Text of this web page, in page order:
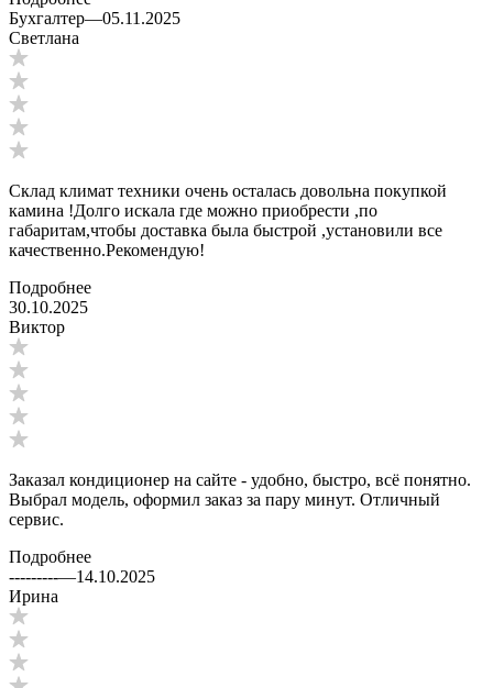
Бухгалтер—05.11.2025
Светлана
Склад климат техники очень осталась довольна покупкой
камина !Долго искала где можно приобрести ,по
габаритам,чтобы доставка была быстрой ,установили все
качественно.Рекомендую!
Подробнее
30.10.2025
Виктор
Заказал кондиционер на сайте - удобно, быстро, всё понятно.
Выбрал модель, оформил заказ за пару минут. Отличный
сервис.
Подробнее
---------—14.10.2025
Ирина